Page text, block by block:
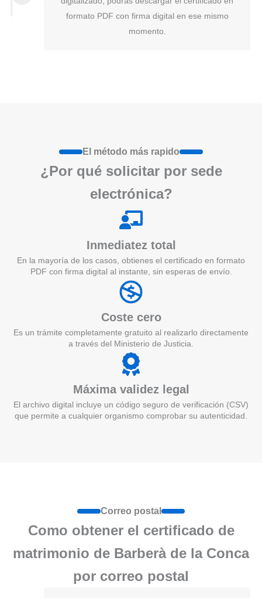
formato PDF con firma digital en ese mismo
momento.
El método más rapido
¿Por qué solicitar por sede
electrónica?
Inmediatez total
En la mayoría de los casos, obtienes el certificado en formato
PDF con firma digital al instante, sin esperas de envío.
Coste cero
Es un trámite completamente gratuito al realizarlo directamente
a través del Ministerio de Justicia.
Máxima validez legal
El archivo digital incluye un código seguro de verificación (CSV)
que permite a cualquier organismo comprobar su autenticidad.
Correo postal
Como obtener el certificado de
matrimonio de Barberà de la Conca
por correo postal